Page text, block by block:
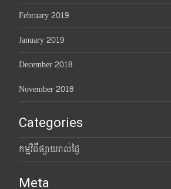
February 2019
January 2019
December 2018
November 2018
Categories
កម្មវិធីផ្សាយរាល់ថ្ងៃ
Meta